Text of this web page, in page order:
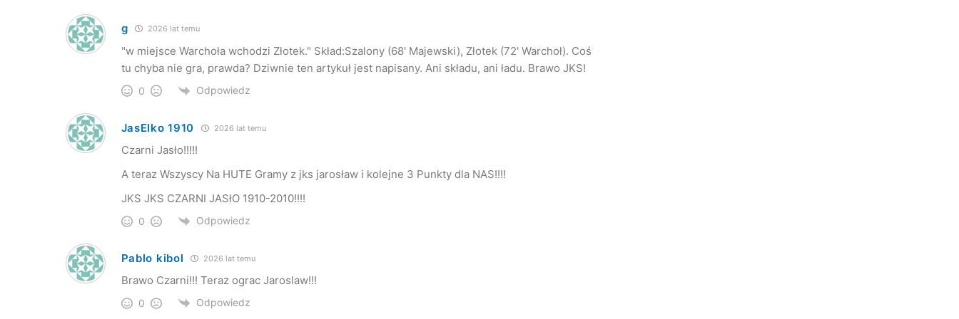
g 2026 lat temu
"w miejsce Warchoła wchodzi Złotek." Skład:Szalony (68' Majewski), Złotek (72' Warchoł). Coś
tu chyba nie gra, prawda? Dziwnie ten artykuł jest napisany. Ani składu, ani ładu. Brawo JKS!
0 Odpowiedz
JasElko 1910 2026 lat temu
Czarni Jasło!!!!!
A teraz Wszyscy Na HUTE Gramy z jks jarosław i kolejne 3 Punkty dla NAS!!!!
JKS JKS CZARNI JASłO 1910-2010!!!!
0 Odpowiedz
Pablo kibol 2026 lat temu
Brawo Czarni!!! Teraz ograc Jaroslaw!!!
0 Odpowiedz